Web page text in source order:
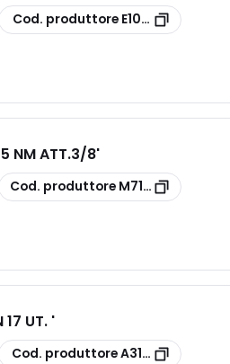
copia
Cod. produttore E10932000
NM ATT.3/8'
copia
Cod. produttore M71173025
UT. '
copia
Cod. produttoreA31424000